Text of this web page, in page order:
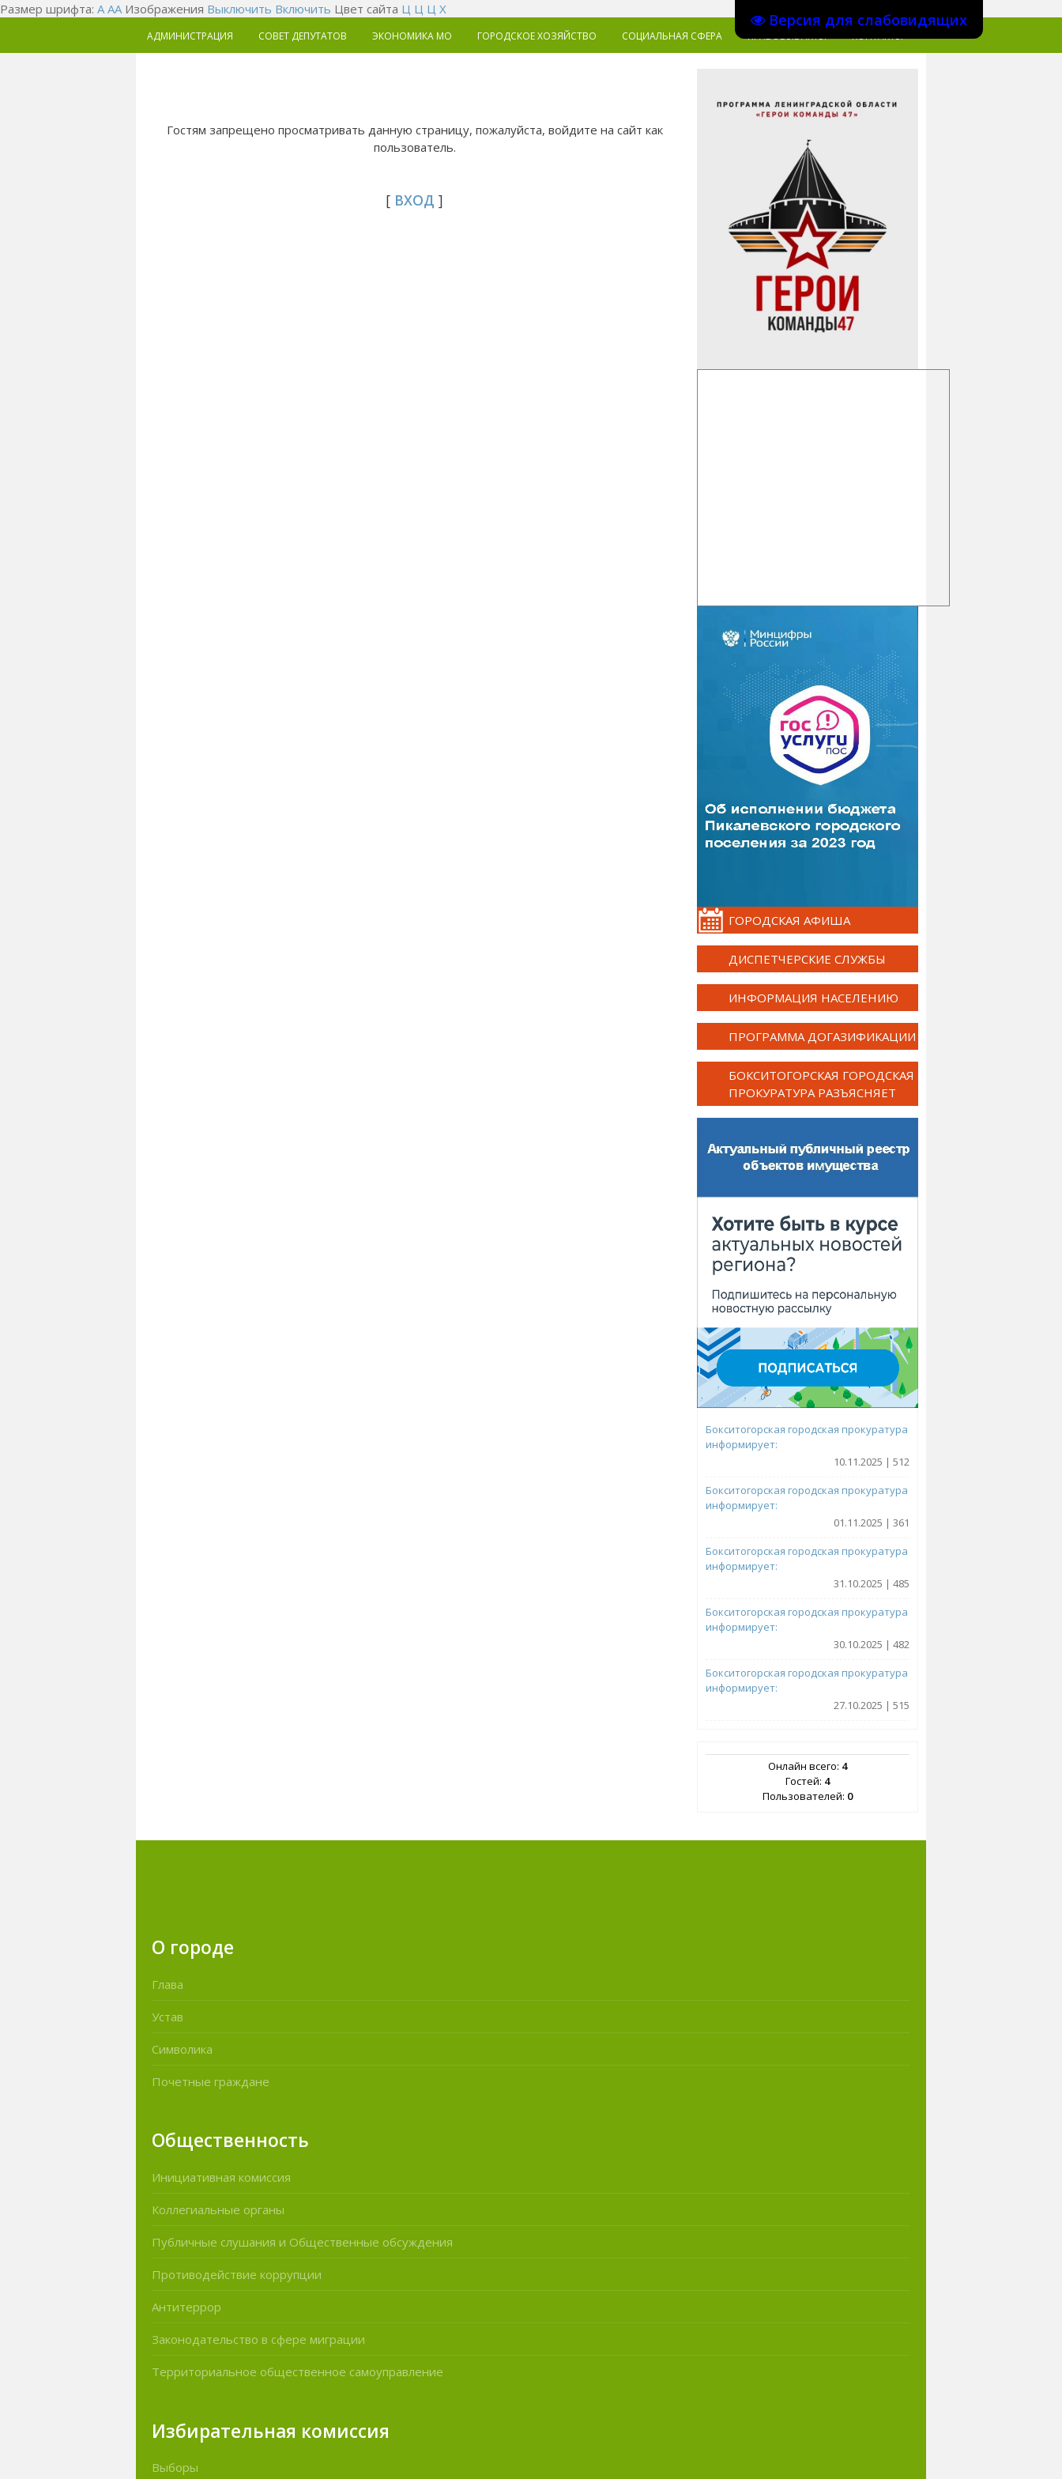
Версия для слабовидящих
Размер шрифта: A AAИзображения Выключить Включить Цвет сайта Ц Ц Ц Х
АДМИНИСТРАЦИЯ СОВЕТ ДЕПУТАТОВ ЭКОНОМИКА MO ГОРОДСКОЕ ХОЗЯЙСТВО СОЦИАЛЬНАЯ СФЕРА ПРАВОВЫЕ АКТЫ КОНТАКТЫ
Гостям запрещено просматривать данную страницу, пожалуйста, войдите на сайт как
пользователь.
[ ВХОД ]
ГОРОДСКАЯ АФИША
ДИСПЕТЧЕРСКИЕ СЛУЖБЫ
ИНФОРМАЦИЯ НАСЕЛЕНИЮ
ПРОГРАММА ДОГАЗИФИКАЦИИ
БОКСИТОГОРСКАЯ ГОРОДСКАЯ
ПРОКУРАТУРА РАЗЪЯСНЯЕТ
Бокситогорская городская прокуратура
информирует:
10.11.2025 | 512
Бокситогорская городская прокуратура
информирует:
01.11.2025 | 361
Бокситогорская городская прокуратура
информирует:
31.10.2025 | 485
Бокситогорская городская прокуратура
информирует:
30.10.2025 | 482
Бокситогорская городская прокуратура
информирует:
27.10.2025 | 515
Онлайн всего: 4
Гостей: 4
Пользователей: 0
О городе
Глава
Устав
Символика
Почетные граждане
Общественность
Инициативная комиссия
Коллегиальные органы
Публичные слушания и Общественные обсуждения
Противодействие коррупции
Антитеррор
Законодательство в сфере миграции
Территориальное общественное самоуправление
Избирательная комиссия
Выборы